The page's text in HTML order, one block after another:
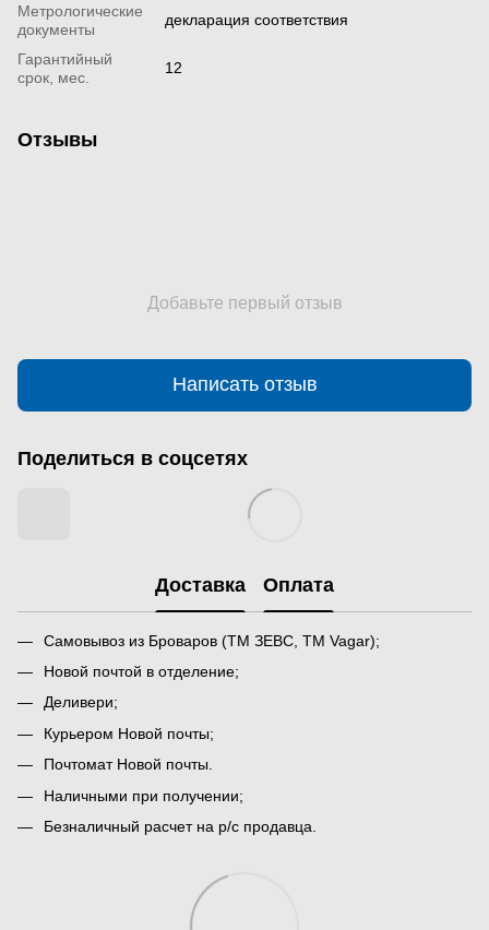
Метрологические
документы
декларация соответствия
Гарантийный
срок, мес.
12
Отзывы
Добавьте первый отзыв
Написать отзыв
Поделиться в соцсетях
Доставка Оплата
Самовывоз из Броваров (ТМ ЗЕВС, ТМ Vagar);
Новой почтой в отделение;
Деливери;
Курьером Новой почты;
Почтомат Новой почты.
Наличными при получении;
Безналичный расчет на р/с продавца.